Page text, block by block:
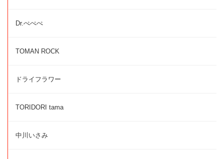
Dr.ぺぺぺ
TOMAN ROCK
ドライフラワー
TORIDORI tama
中川いさみ